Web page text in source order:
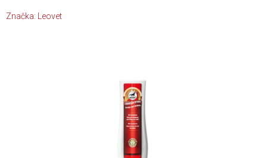
Značka: Leovet